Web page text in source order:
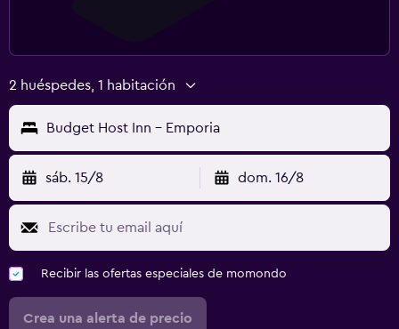
2 huéspedes, 1 habitación
Budget Host Inn - Emporia
sáb. 15/8 dom. 16/8
Recibir las ofertas especiales de momondo
Crea una alerta de precio